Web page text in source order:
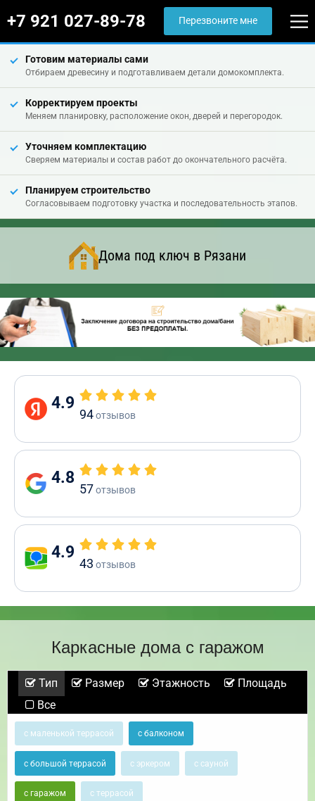
+7 921 027-89-78 Перезвоните мне
Готовим материалы сами
Отбираем древесину и подготавливаем детали домокомплекта.
Корректируем проекты
Меняем планировку, расположение окон, дверей и перегородок.
Уточняем комплектацию
Сверяем материалы и состав работ до окончательного расчёта.
Планируем строительство
Согласовываем подготовку участка и последовательность этапов.
Дома под ключ в Рязани
4.9
94отзывов
4.8
57отзывов
4.9
43 отзывов
Каркасные дома с гаражом
Тип Размер Этажность
Площадь
Все
с маленькой террасой с балконом
с большой террасой с эркером с сауной
с гаражом с террасой